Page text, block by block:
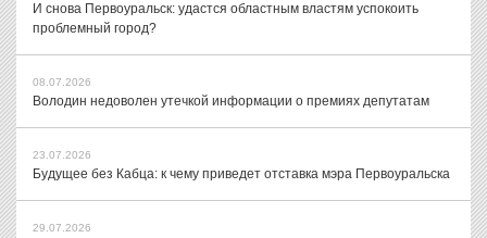
И снова Первоуральск: удастся областным властям успокоить
проблемный город?
08.07.2026
Володин недоволен утечкой информации о премиях депутатам
23.07.2026
Будущее без Кабца: к чему приведет отставка мэра Первоуральска
29.07.2026